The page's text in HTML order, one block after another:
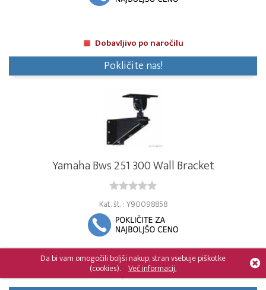
Dobavljivo po naročilu
Pokličite nas!
Yamaha Bws 251 300 Wall Bracket
Kat. št. : Y90098858
Dobavljivo po naročilu
Da bi vam omogočili boljši nakup, stran vsebuje piškotke
(cookies). Več informacij.